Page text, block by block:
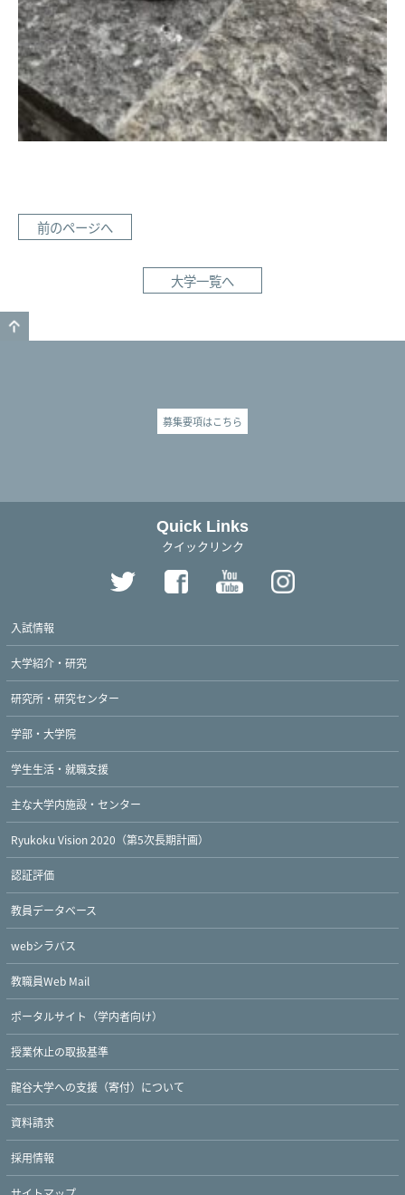
前のページへ
大学一覧へ
募集要項はこちら
Quick Links
クイックリンク
入試情報
大学紹介・研究
研究所・研究センター
学部・大学院
学生生活・就職支援
主な大学内施設・センター
Ryukoku Vision 2020（第5次長期計画）
認証評価
教員データベース
webシラバス
教職員Web Mail
ポータルサイト（学内者向け）
授業休止の取扱基準
龍谷大学への支援（寄付）について
資料請求
採用情報